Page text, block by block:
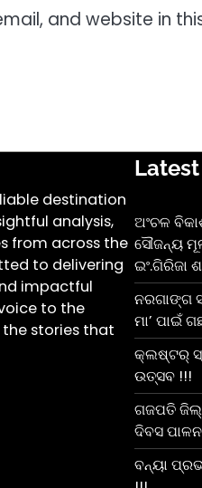
and website in
destination
analysis,
from across the
to delivering
impactful
to the
stories that
ଅଂଚଳ
ସୌଜନ୍ୟ
ଇଂ.ଗିରିଜା
ନରଗାଙ୍ଗ
ମା’ ପାଇଁ
କ୍ଲଷ୍ଟର୍
ଉତ୍ସବ !!!
ଗଜପତି
ଦିବସ
ବନ୍ୟା